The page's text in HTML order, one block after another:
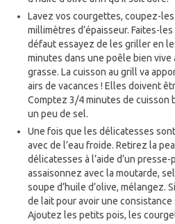
Lavez vos courgettes, coupez-
millimètres d’épaisseur. Faites-
défaut essayez de les griller en
minutes dans une poêle bien
grasse. La cuisson au grill va
airs de vacances ! Elles doivent
Comptez 3/4 minutes de cuisson
un peu de sel.
Une fois que les délicatesses
avec de l’eau froide. Retirez la
délicatesses à l’aide d’un
assaisonnez avec la moutarde,
soupe d’huile d’olive, mélangez.
de lait pour avoir une
Ajoutez les petits pois, les